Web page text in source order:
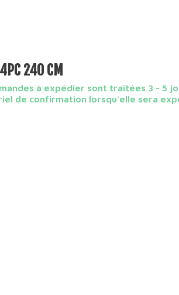
240 CM
à expédier sont traitées 3 - 5
de confirmation lorsqu'elle sera